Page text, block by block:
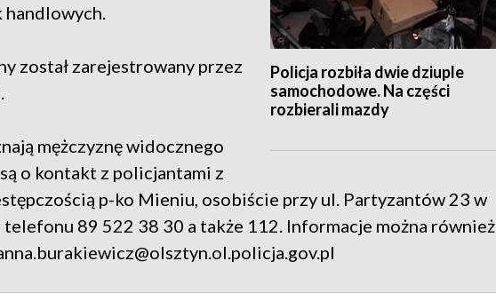
Policja rozbiła dwie dziuple
samochodowe. Na części
rozbierali mazdy
handlowych.
został zarejestrowany przez
mężczyznę widocznego
o kontakt z policjantami z
p-ko Mieniu, osobiście przy ul. Partyzantów 23 w
89 522 38 30 a także 112. Informacje można również